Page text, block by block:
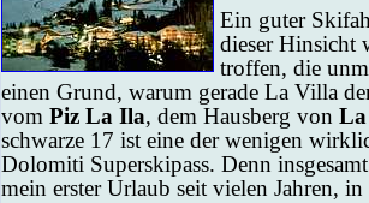
Ein gu­ter
die­ser Hin­sicht
trof­fen, die
ei­nen Grund, warum ge­ra­de La Vil­la
vom Piz La Ila, dem Haus­berg von
schwar­ze 17 ist ei­ne der we­ni­gen
Do­lo­mi­ti Su­pers­ki­pass. Denn
mein ers­ter Ur­laub seit vie­len Jah­ren,